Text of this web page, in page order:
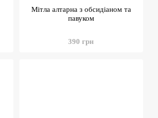
Мітла алтарна з обсидіаном та
павуком
390 грн